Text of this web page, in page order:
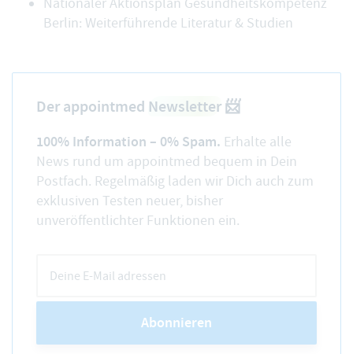
Berlin: Weiterführende Literatur & Studien
Der appointmed Newsletter📨
100% Information – 0% Spam. Erhalte alle
News rund um appointmed bequem in Dein
Postfach. Regelmäßig laden wir Dich auch zum
exklusiven Testen neuer, bisher
unveröffentlichter Funktionen ein.
Abonnieren